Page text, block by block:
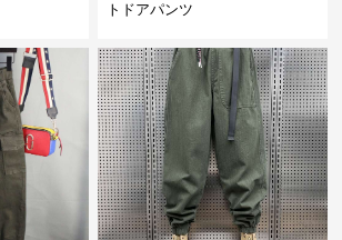
トドアパンツ